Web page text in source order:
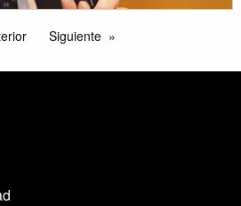
Siguiente